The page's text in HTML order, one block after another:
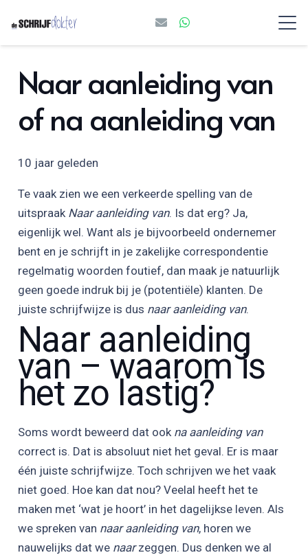
Naar aanleiding van
of na aanleiding van
10 jaar geleden
Te vaak zien we een verkeerde spelling van de
uitspraakNaar aanleiding van. Is dat erg? Ja,
eigenlijk wel. Want als je bijvoorbeeld ondernemer
bent en je schrijft in je zakelijke correspondentie
regelmatig woorden foutief, dan maak je natuurlijk
geen goede indruk bij je (potentiële) klanten. De
juiste schrijfwijze is dus naar aanleiding van.
Naar aanleiding
van – waarom is
het zo lastig?
Soms wordt beweerd dat ook na aanleiding van
correct is. Dat is absoluut niet het geval. Er is maar
één juiste schrijfwijze. Toch schrijven we het vaak
niet goed. Hoe kan dat nou? Veelal heeft het te
maken met ‘wat je hoort’ in het dagelijkse leven. Als
we spreken van naar aanleiding van, horen we
nauwelijks dat we naarzeggen. Dus denken we al